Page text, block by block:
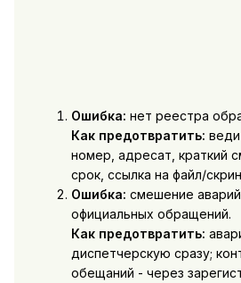
Ошибка: нет реестра
Как предотвратить:
номер, адресат, краткий
срок, ссылка на файл/
Ошибка: смешение
официальных обращений.
Как предотвратить:
диспетчерскую сразу;
обещаний - через